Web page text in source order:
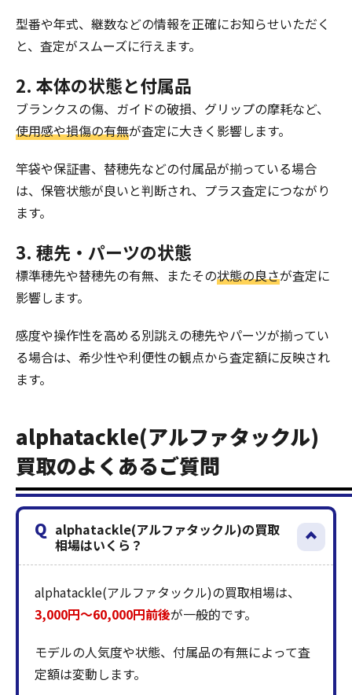
型番や年式、継数などの情報を正確にお知らせいただく
と、査定がスムーズに行えます。
2. 本体の状態と付属品
ブランクスの傷、ガイドの破損、グリップの摩耗など、
使用感や損傷の有無が査定に大きく影響します。
竿袋や保証書、替穂先などの付属品が揃っている場合
は、保管状態が良いと判断され、プラス査定につながり
ます。
3. 穂先・パーツの状態
標準穂先や替穂先の有無、またその状態の良さが査定に
影響します。
感度や操作性を高める別誂えの穂先やパーツが揃ってい
る場合は、希少性や利便性の観点から査定額に反映され
ます。
alphatackle(アルファタックル)
買取のよくあるご質問
Q alphatackle(アルファタックル)の買取
相場はいくら？
alphatackle(アルファタックル)の買取相場は、
3,000円〜60,000円前後が一般的です。
モデルの人気度や状態、付属品の有無によって査
定額は変動します。